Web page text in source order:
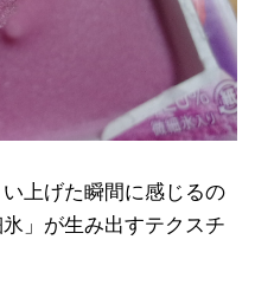
上げた瞬間に感じるの
」が生み出すテクスチ